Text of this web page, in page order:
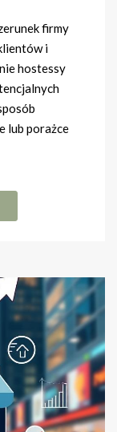
firmy
i
hostessy
lub porażce